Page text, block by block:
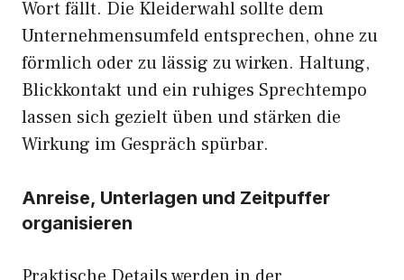
Wort fällt. Die Kleiderwahl sollte dem
Unternehmensumfeld entsprechen, ohne zu
förmlich oder zu lässig zu wirken. Haltung,
Blickkontakt und ein ruhiges Sprechtempo
lassen sich gezielt üben und stärken die
Wirkung im Gespräch spürbar.
Anreise, Unterlagen und Zeitpuffer
organisieren